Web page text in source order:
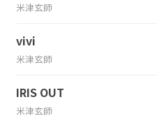
米津玄師
vivi
米津玄師
IRIS OUT
米津玄師